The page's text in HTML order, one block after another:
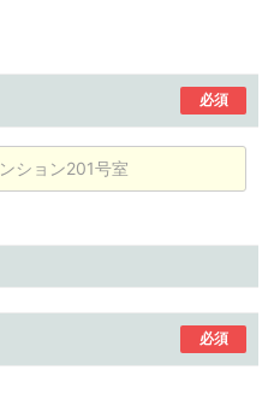
必須
必須